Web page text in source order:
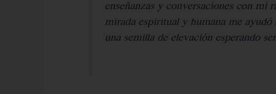
enseñanzas y conversaciones con mi
mirada espiritual y humana me ayudó
una semilla de elevación esperando